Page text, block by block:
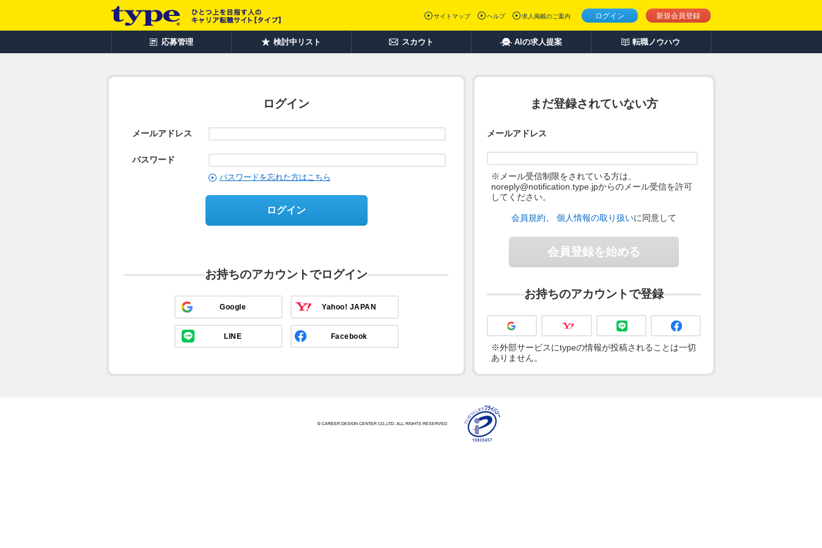
ログイン 新規会員登録
サイトマップ ヘルプ 求人掲載のご案内
応募管理 検討中リスト スカウト AIの求人提案 転職ノウハウ
ログイン
メールアドレス
パスワード
パスワードを忘れた方はこちら
ログイン
お持ちのアカウントでログイン
Google Yahoo! JAPAN
LINE Facebook
まだ登録されていない方
メールアドレス
※メール受信制限をされている方は、
noreply@notification.type.jpからのメール受信を許可
してください。
会員規約 個人情報の取り扱いに同意して
会員登録を始める
お持ちのアカウントで登録
※外部サービスにtypeの情報が投稿されることは一切
ありません。
© CAREER DESIGN CENTER CO.,LTD. ALL RIGHTS RESERVED